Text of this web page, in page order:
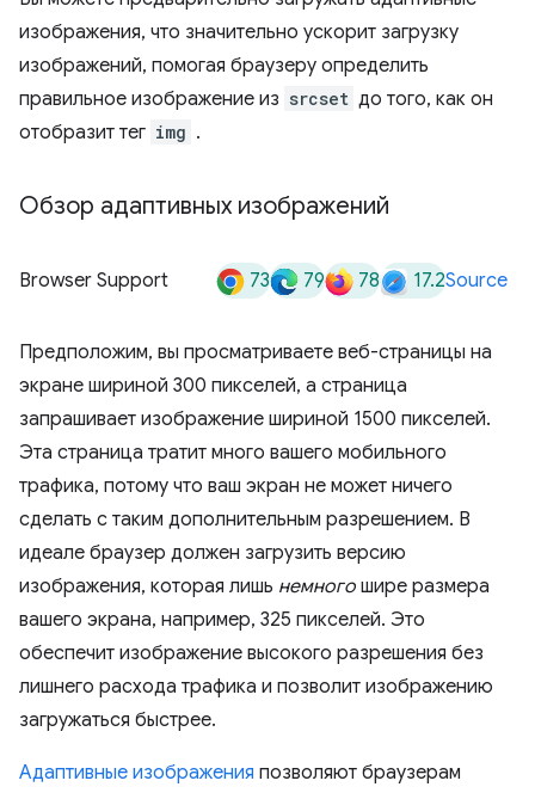
изображения, что значительно ускорит загрузку
изображений, помогая браузеру определить
правильное изображение из srcset до того, как он
отобразит тег img .
Обзор адаптивных изображений
Browser Support 73 79 78 17.2Source
Предположим, вы просматриваете веб-страницы на
экране шириной 300 пикселей, а страница
запрашивает изображение шириной 1500 пикселей.
Эта страница тратит много вашего мобильного
трафика, потому что ваш экран не может ничего
сделать с таким дополнительным разрешением. В
идеале браузер должен загрузить версию
изображения, которая лишь немного шире размера
вашего экрана, например, 325 пикселей. Это
обеспечит изображение высокого разрешения без
лишнего расхода трафика и позволит изображению
загружаться быстрее.
Адаптивные изображения позволяют браузерам